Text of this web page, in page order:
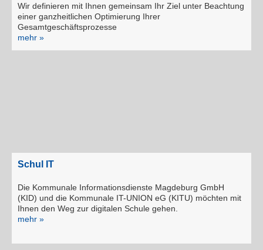
Wir definieren mit Ihnen gemeinsam Ihr Ziel unter Beachtung
einer ganzheitlichen Optimierung Ihrer
Gesamtgeschäftsprozesse
mehr »
Schul IT
Die Kommunale Informationsdienste Magdeburg GmbH
(KID) und die Kommunale IT-UNION eG (KITU) möchten mit
Ihnen den Weg zur digitalen Schule gehen.
mehr »